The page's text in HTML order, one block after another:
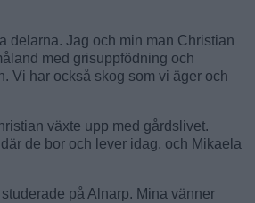
delarna. Jag och min man Christian
med grisuppfödning och
Vi har också skog som vi äger och
växte upp med gårdslivet.
de bor och lever idag, och Mikaela
studerade på Alnarp. Mina vänner